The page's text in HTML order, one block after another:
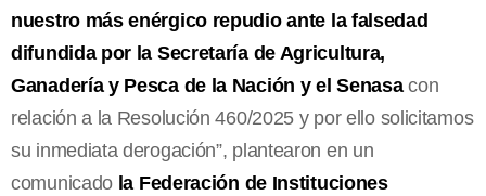
nuestro más enérgico repudio ante la falsedad
difundida por la Secretaría de Agricultura,
Ganadería y Pesca de la Nación y el Senasacon
relación a la Resolución 460/2025 y por ello solicitamos
su inmediata derogación”, plantearon en un
comunicado la Federación de Instituciones